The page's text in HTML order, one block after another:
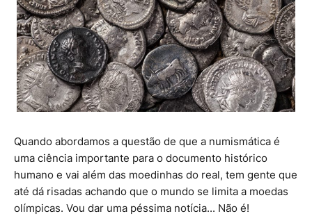
Quando abordamos a questão de que a numismática é
uma ciência importante para o documento histórico
humano e vai além das moedinhas do real, tem gente que
até dá risadas achando que o mundo se limita a moedas
olímpicas. Vou dar uma péssima notícia... Não é!